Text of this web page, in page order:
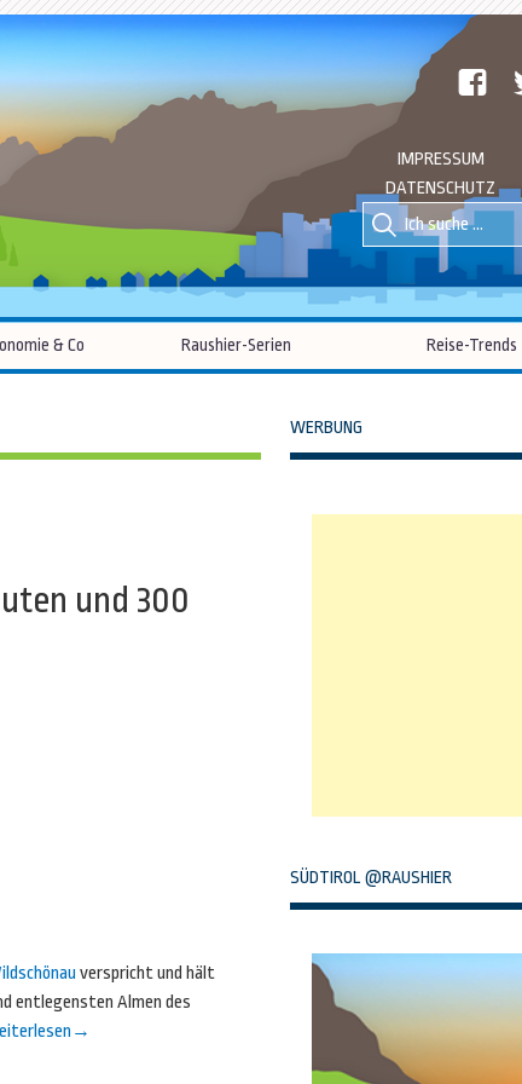
IMPRESSUM
DATENSCHUTZ
Suche
nach::
Suche
nach:
& Co Raushier-Serien Reise-Trends
und 300
verspricht und hält
entlegensten Almen des
→
WERBUNG
SÜDTIROL @RAUSHIER